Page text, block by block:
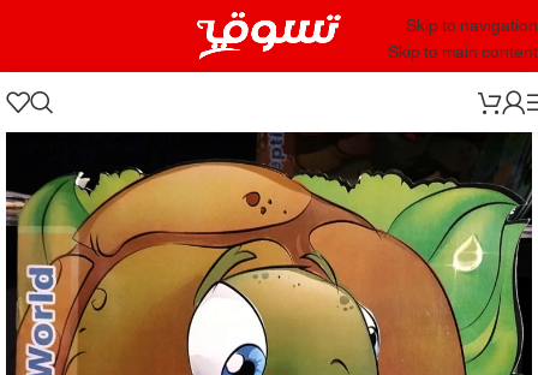
Skip to navigation
Skip to main content